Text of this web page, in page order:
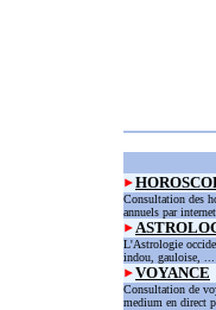
Consultation des
annuels par internet.
L'Astrologie
indou, gauloise, ...
VOYANCE
Consultation de
medium en direct